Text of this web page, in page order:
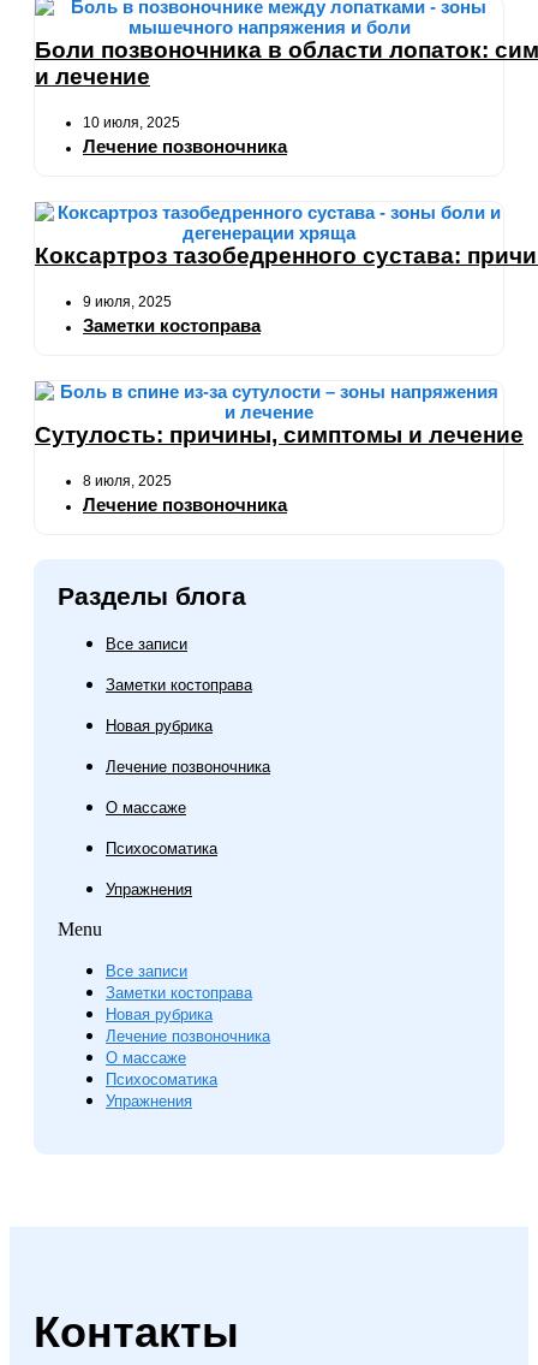
Боли позвоночника в области лопаток:
и лечение
10 июля, 2025
Лечение позвоночника
Коксартроз тазобедренного сустава:
9 июля, 2025
Заметки костоправа
Сутулость: причины, симптомы и лечение
8 июля, 2025
Лечение позвоночника
Разделы блога
Все записи
Заметки костоправа
Новая рубрика
Лечение позвоночника
О массаже
Психосоматика
Упражнения
Menu
Все записи
Заметки костоправа
Новая рубрика
Лечение позвоночника
О массаже
Психосоматика
Упражнения
Контакты